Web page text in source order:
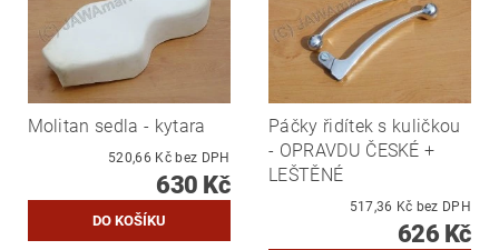
Molitan sedla - kytara
520,66 Kč bez DPH
630 Kč
Páčky řidítek s kuličkou
- OPRAVDU ČESKÉ +
LEŠTĚNÉ
517,36 Kč bez DPH
626 Kč